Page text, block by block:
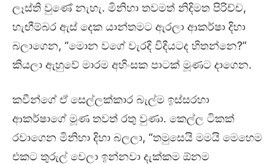
ලෑස්ති වුණේ නැහැ. මිනිහා තවමත් නිදිමත පිරිච්ච,
හැඟීම්බර ඇස් දෙක යාන්තමට ඇරලා ආකර්ෂා දිහා
බලාගෙන, “මොන වගේ වැරදි විදියටද හිතන්නෙ?”
කියලා ඇහුවේ මාරම අහිංසක පාටක් මූණට දාගෙන.
කවීන්ගේ ඒ සෙල්ලක්කාර බැල්ම ඉස්සරහා
ආකර්ෂාගේ මූණ තවත් රතු වුණා. කෙල්ල ටිකක්
රවාගෙන මිනිහා දිහා බලලා, “තමුසෙයි මමයි මෙහෙම
එකට තුරුල් වෙලා ඉන්නවා දැක්කම ඕනම